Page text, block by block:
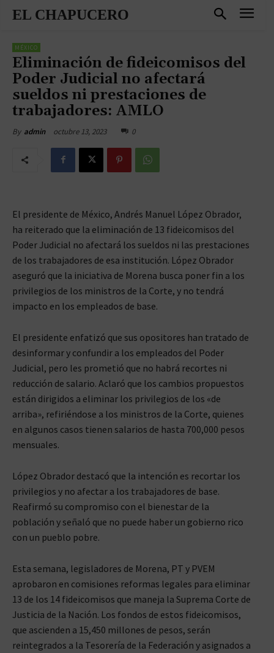
EL CHAPUCERO
MÉXICO
Eliminación de fideicomisos del
Poder Judicial no afectará
sueldos ni prestaciones de
trabajadores: AMLO
By admin octubre 13, 2023 0
El presidente de México, Andrés Manuel López Obrador,
ha reiterado que la eliminación de 13 fideicomisos del
Poder Judicial no afectará los sueldos ni las prestaciones
de los trabajadores de esa institución. López Obrador
aseguró que la iniciativa de Morena busca poner fin a los
privilegios de los ministros de la Corte, y no tendrá
impacto en los empleados de base.
El presidente enfatizó que sus opositores han tratado de
desinformar y confundir a los empleados del Poder
Judicial, pero les prometió que no habrá recortes ni
reducción de salario. Aclaró que los cambios propuestos
están dirigidos a eliminar los privilegios de los «de
arriba», refiriéndose a los ministros de la Corte, quienes
en algunos casos tienen salarios de hasta 700,000 pesos
mensuales.
López Obrador destacó que la intención es recortar los
privilegios y no afectar a los trabajadores de base.
Reafirmó su compromiso con el bienestar de la
población y señaló que no puede haber un gobierno rico
con un pueblo pobre.
Esta semana, legisladores de Morena, PT y PVEM
aprobaron en comisiones reformas legales para eliminar
13 de los 14 fideicomisos que maneja la Suprema Corte de
Justicia de la Nación. Los fondos de estos fideicomisos,
que ascienden a 15,450 millones de pesos, serán
reintegrados a la Tesorería de la Federación y asignados a